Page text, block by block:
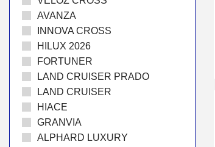
AVANZA
INNOVA CROSS
HILUX 2026
FORTUNER
LAND CRUISER PRADO
LAND CRUISER
HIACE
GRANVIA
ALPHARD LUXURY